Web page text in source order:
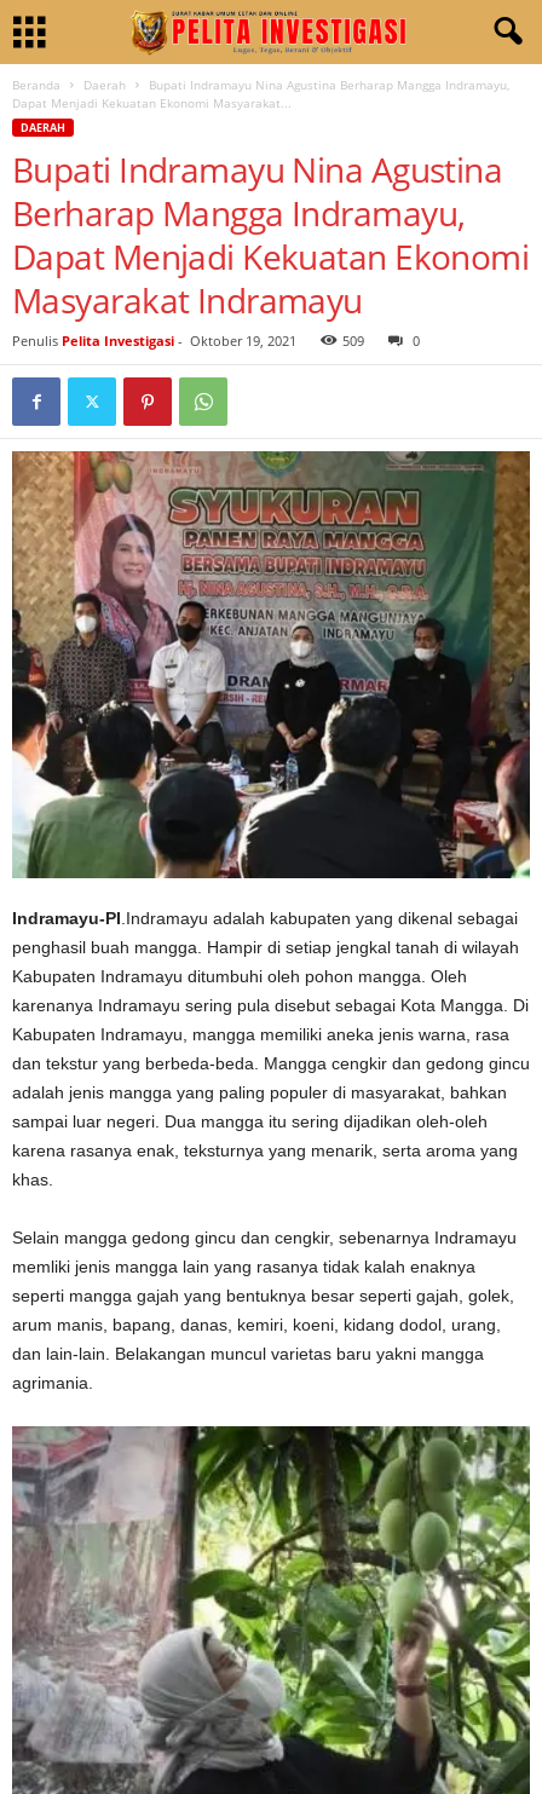
Beranda Daerah
Bupati Indramayu Nina Agustina Berharap Mangga Indramayu,
Dapat Menjadi Kekuatan Ekonomi Masyarakat...
DAERAH
Bupati Indramayu Nina Agustina
Berharap Mangga Indramayu,
Dapat Menjadi Kekuatan Ekonomi
Masyarakat Indramayu
Penulis Pelita Investigasi - Oktober 19, 2021 509 0
Indramayu-PI .Indramayu adalah kabupaten yang dikenal sebagai
penghasil buah mangga. Hampir di setiap jengkal tanah di wilayah
Kabupaten Indramayu ditumbuhi oleh pohon mangga. Oleh
karenanya Indramayu sering pula disebut sebagai Kota Mangga. Di
Kabupaten Indramayu, mangga memiliki aneka jenis warna, rasa
dan tekstur yang berbeda-beda. Mangga cengkir dan gedong gincu
adalah jenis mangga yang paling populer di masyarakat, bahkan
sampai luar negeri. Dua mangga itu sering dijadikan oleh-oleh
karena rasanya enak, teksturnya yang menarik, serta aroma yang
khas.
Selain mangga gedong gincu dan cengkir, sebenarnya Indramayu
memliki jenis mangga lain yang rasanya tidak kalah enaknya
seperti mangga gajah yang bentuknya besar seperti gajah, golek,
arum manis, bapang, danas, kemiri, koeni, kidang dodol, urang,
dan lain-lain. Belakangan muncul varietas baru yakni mangga
agrimania.